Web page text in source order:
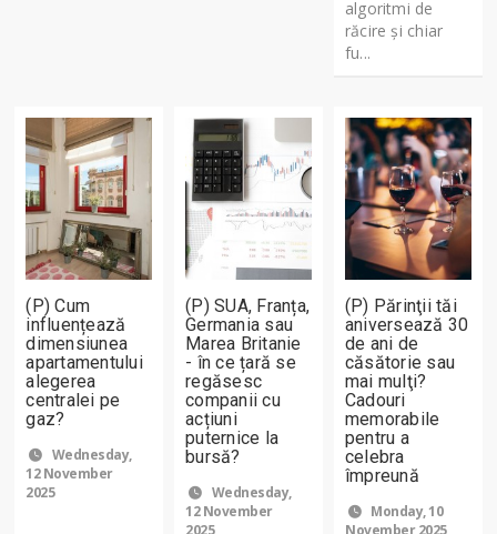
algoritmi de
răcire și chiar
fu...
(P) Cum
influențează
dimensiunea
apartamentului
alegerea
centralei pe
gaz?
Wednesday,
12 November
2025
(P) SUA, Franța,
Germania sau
Marea Britanie
- în ce țară se
regăsesc
companii cu
acțiuni
puternice la
bursă?
Wednesday,
12 November
2025
(P) Părinţii tăi
aniversează 30
de ani de
căsătorie sau
mai mulţi?
Cadouri
memorabile
pentru a
celebra
împreună
Monday, 10
November 2025